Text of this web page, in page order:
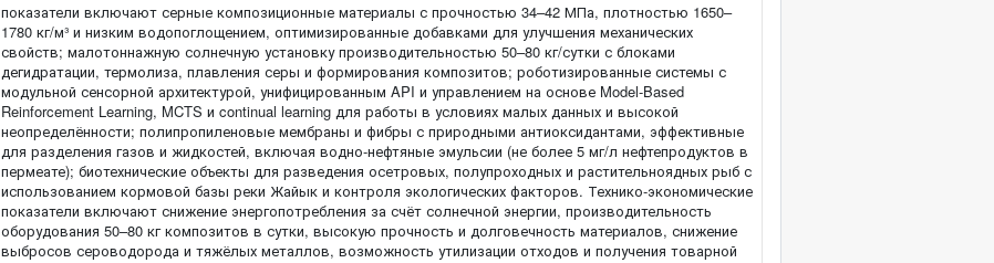
показатели включают серные композиционные материалы с прочностью 34–42 МПа, плотностью 1650–
1780 кг/м³ и низким водопоглощением, оптимизированные добавками для улучшения механических
свойств; малотоннажную солнечную установку производительностью 50–80 кг/сутки с блоками
дегидратации, термолиза, плавления серы и формирования композитов; роботизированные системы с
модульной сенсорной архитектурой, унифицированным API и управлением на основе Model-Based
Reinforcement Learning, MCTS и continual learning для работы в условиях малых данных и высокой
неопределённости; полипропиленовые мембраны и фибры с природными антиоксидантами, эффективные
для разделения газов и жидкостей, включая водно-нефтяные эмульсии (не более 5 мг/л нефтепродуктов в
пермеате); биотехнические объекты для разведения осетровых, полупроходных и растительноядных рыб с
использованием кормовой базы реки Жайык и контроля экологических факторов. Технико-экономические
показатели включают снижение энергопотребления за счёт солнечной энергии, производительность
оборудования 50–80 кг композитов в сутки, высокую прочность и долговечность материалов, снижение
выбросов сероводорода и тяжёлых металлов, возможность утилизации отходов и получения товарной